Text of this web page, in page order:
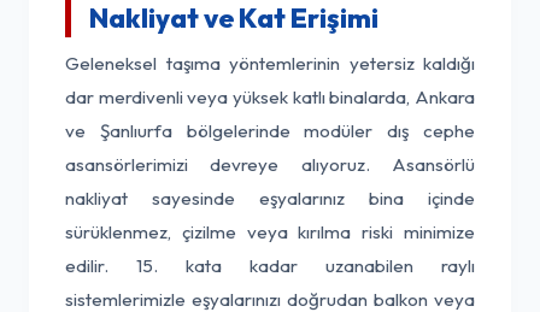
Nakliyat ve Kat Erişimi
Geleneksel taşıma yöntemlerinin yetersiz kaldığı
dar merdivenli veya yüksek katlı binalarda, Ankara
ve Şanlıurfa bölgelerinde modüler dış cephe
asansörlerimizi devreye alıyoruz. Asansörlü
nakliyat sayesinde eşyalarınız bina içinde
sürüklenmez, çizilme veya kırılma riski minimize
edilir. 15. kata kadar uzanabilen raylı
sistemlerimizle eşyalarınızı doğrudan balkon veya